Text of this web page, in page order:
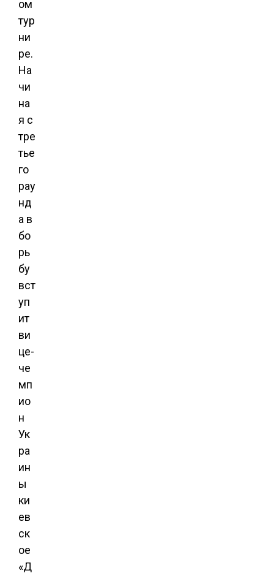
ом
тур
ни
ре.
На
чи
на
я с
тре
тье
го
рау
нд
а в
бо
рь
бу
вст
уп
ит
ви
це-
че
мп
ио
н
Ук
ра
ин
ы
ки
ев
ск
ое
«Д